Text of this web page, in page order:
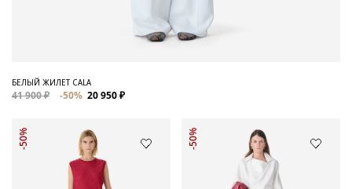
БЕЛЫЙ ЖИЛЕТ CALA
41 900 ₽ -50% 20 950 ₽
-50% -50%